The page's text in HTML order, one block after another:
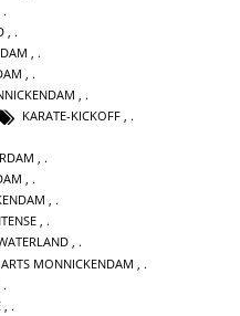
,
KARATE-KICKOFF ,
,
,
,
,
,
MONNICKENDAM